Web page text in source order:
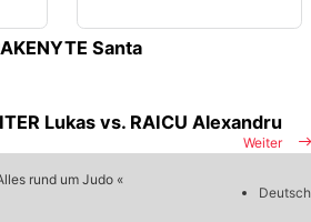
Santa
Weiter
Lukas vs. RAICU Alexandru
rund um Judo «
Deutsch